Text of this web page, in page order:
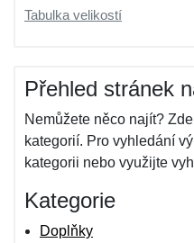
Tabulka velikostí
Přehled stránek
Nemůžete něco najít?
kategorií. Pro vyhledání
kategorii nebo využijte
Kategorie
Doplňky